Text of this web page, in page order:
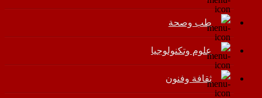
طب وصحة
علوم وتكنولوجيا
ثقافة وفنون